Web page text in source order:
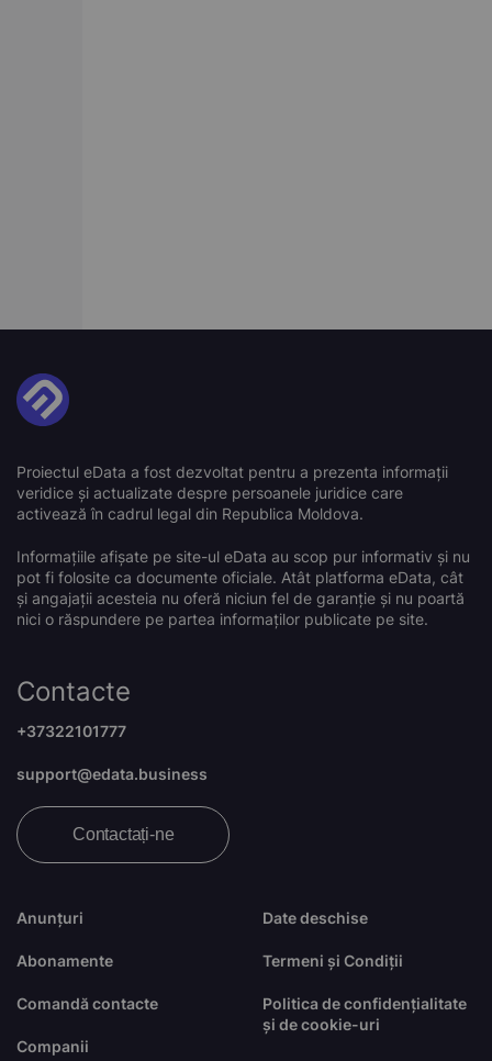
Proiectul eData a fost dezvoltat pentru a prezenta informații
veridice și actualizate despre persoanele juridice care
activează în cadrul legal din Republica Moldova.
Informațiile afișate pe site-ul eData au scop pur informativ și nu
pot fi folosite ca documente oficiale. Atât platforma eData, cât
și angajații acesteia nu oferă niciun fel de garanție și nu poartă
nici o răspundere pe partea informaților publicate pe site.
Anunțuri
Abonamente
Comandă contacte
Companii
Date deschise
Termeni și Condiții
Politica de confidențialitate
și de cookie-uri
Contacte
+37322101777
support@edata.business
Contactați-ne